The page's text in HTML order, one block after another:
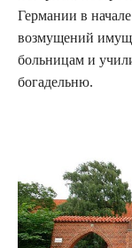
Германии в
возмущений
больницам и
богадельню.